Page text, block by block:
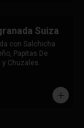
Suiza
con Salchicha
Papitas De
y Chuzales.